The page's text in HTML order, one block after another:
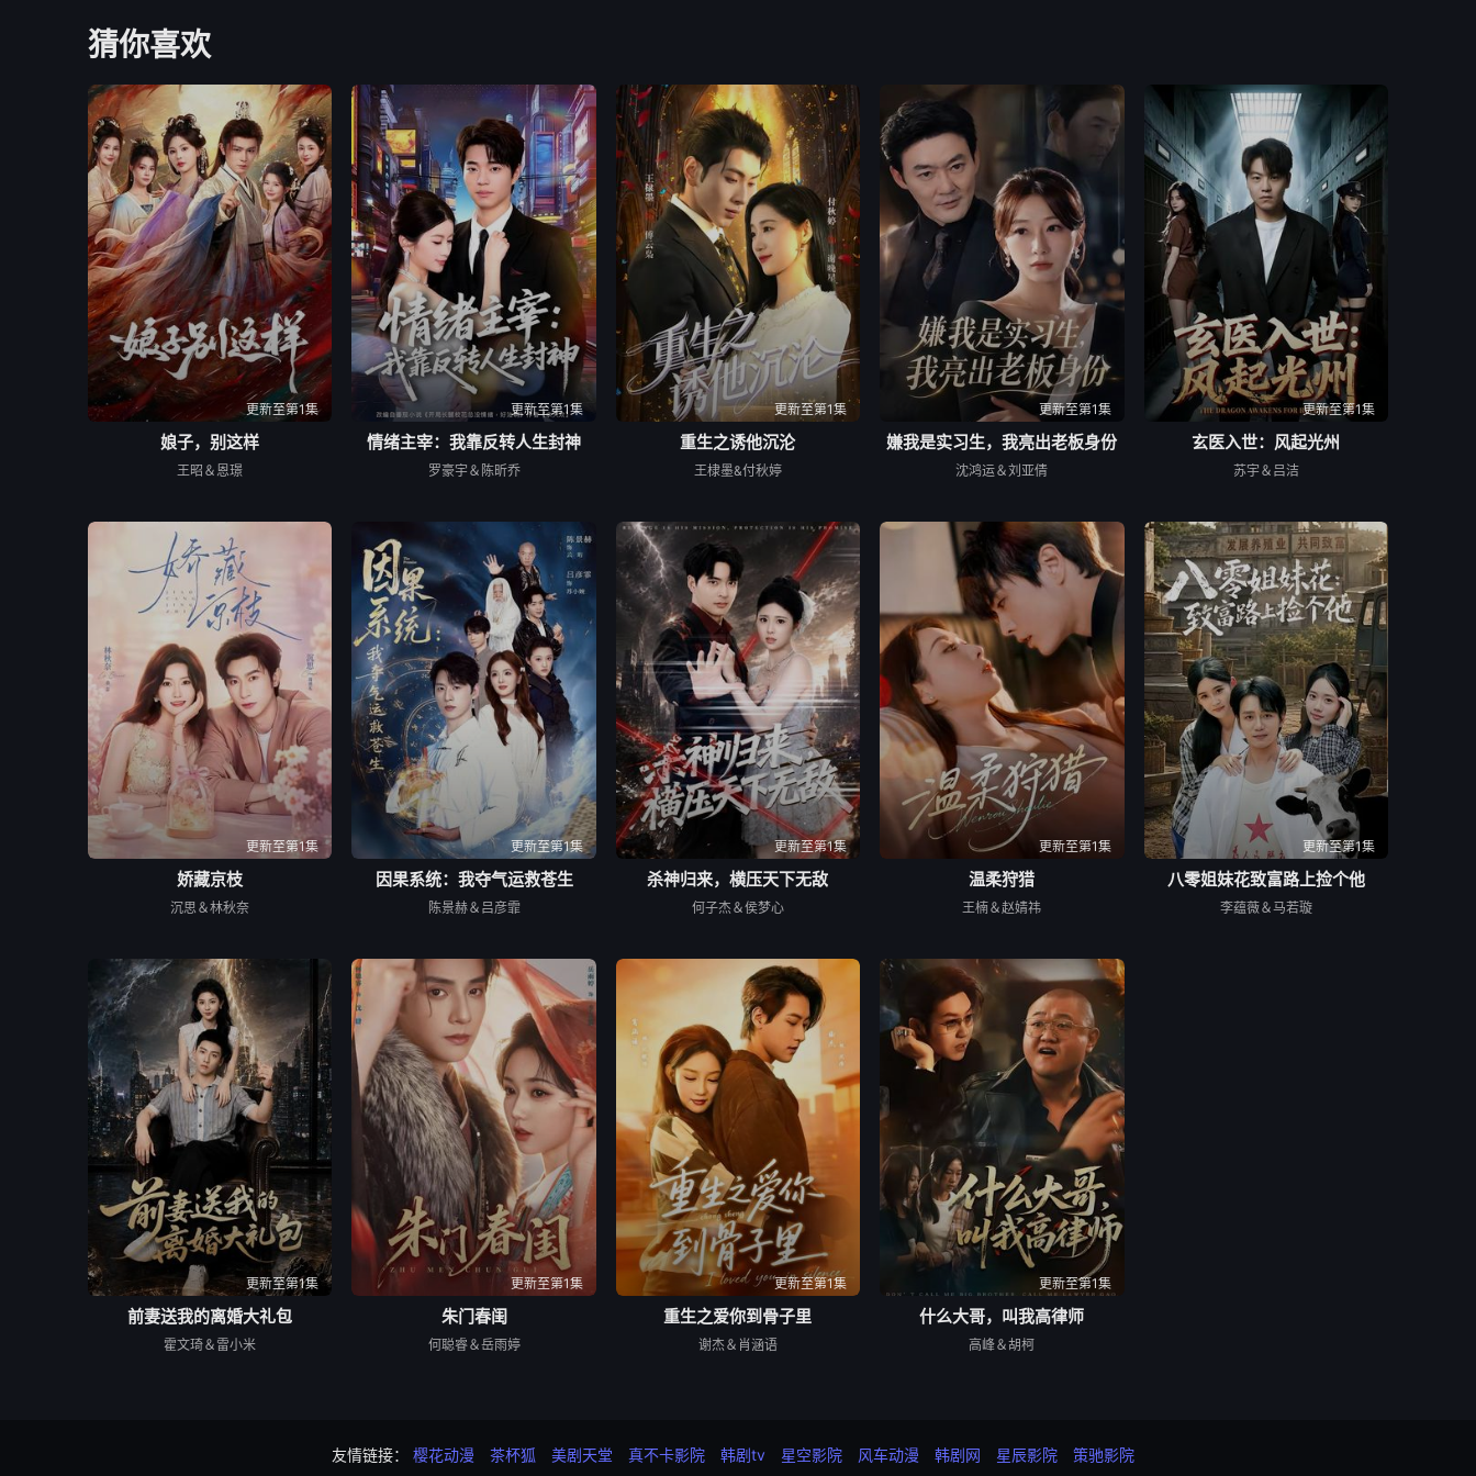
猜你喜欢
更新至第1集
娘子，别这样
王昭＆恩璟
更新至第1集
情绪主宰：我靠反转人生封神
罗豪宇＆陈昕乔
更新至第1集
重生之诱他沉沦
王棣墨&付秋婷
更新至第1集
嫌我是实习生，我亮出老板身份
沈鸿运＆刘亚倩
更新至第1集
玄医入世：风起光州
苏宇＆吕洁
更新至第1集
娇藏京枝
沉思＆林秋奈
更新至第1集
因果系统：我夺气运救苍生
陈景赫＆吕彦霏
更新至第1集
杀神归来，横压天下无敌
何子杰＆侯梦心
更新至第1集
温柔狩猎
王楠＆赵婧祎
更新至第1集
八零姐妹花致富路上捡个他
李蕴薇＆马若璇
更新至第1集
前妻送我的离婚大礼包
霍文琦＆雷小米
更新至第1集
朱门春闺
何聪睿＆岳雨婷
更新至第1集
重生之爱你到骨子里
谢杰＆肖涵语
更新至第1集
什么大哥，叫我高律师
高峰＆胡柯
友情链接： 樱花动漫 茶杯狐 美剧天堂 真不卡影院 韩剧tv 星空影院 风车动漫 韩剧网 星辰影院 策驰影院